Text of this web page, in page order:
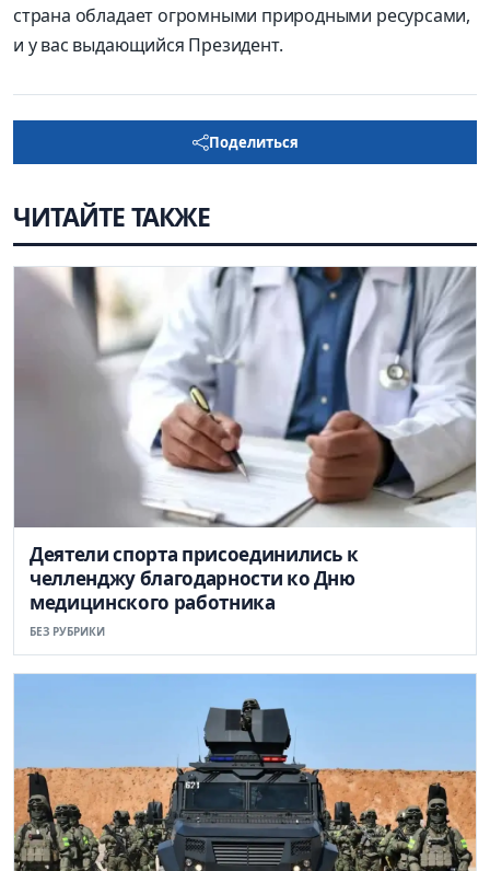
страна обладает огромными природными ресурсами,
и у вас выдающийся Президент.
Поделиться
ЧИТАЙТЕ ТАКЖЕ
Деятели спорта присоединились к
челленджу благодарности ко Дню
медицинского работника
БЕЗ РУБРИКИ